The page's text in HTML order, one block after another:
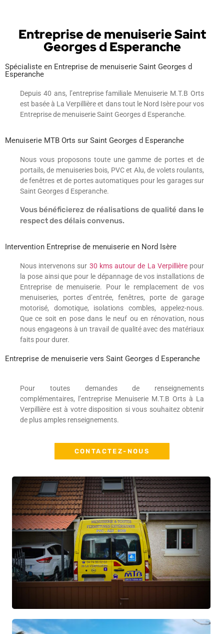
Entreprise de menuiserie Saint
Georges d Esperanche
Spécialiste en Entreprise de menuiserie Saint Georges d
Esperanche
Depuis 40 ans, l’entreprise familiale Menuiserie M.T.B Orts
est basée à La Verpillière et dans tout le Nord Isère pour vos
Entreprise de menuiserie Saint Georges d Esperanche.
Menuiserie MTB Orts sur Saint Georges d Esperanche
Nous vous proposons toute une gamme de portes et de
portails, de menuiseries bois, PVC et Alu, de volets roulants,
de fenêtres et de portes automatiques pour les garages sur
Saint Georges d Esperanche.
Vous bénéficierez de réalisations de qualité dans le
respect des délais convenus.
Intervention Entreprise de menuiserie en Nord Isère
Nous intervenons sur 30 kms autour de La Verpillièrepour
la pose ainsi que pour le dépannage de vos installations de
Entreprise de menuiserie. Pour le remplacement de vos
menuiseries, portes d’entrée, fenêtres, porte de garage
motorisé, domotique, isolations combles, appelez-nous.
Que ce soit en pose dans le neuf ou en rénovation, nous
nous engageons à un travail de qualité avec des matériaux
faits pour durer.
Entreprise de menuiserie vers Saint Georges d Esperanche
Pour toutes demandes de renseignements
complémentaires, l’entreprise Menuiserie M.T.B Orts à La
Verpillière est à votre disposition si vous souhaitez obtenir
de plus amples renseignements.
CONTACTEZ-NOUS